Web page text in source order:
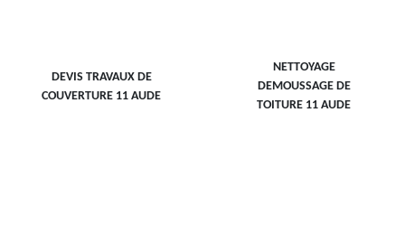
DEVIS TRAVAUX DE
COUVERTURE 11 AUDE
NETTOYAGE
DEMOUSSAGE DE
TOITURE 11 AUDE